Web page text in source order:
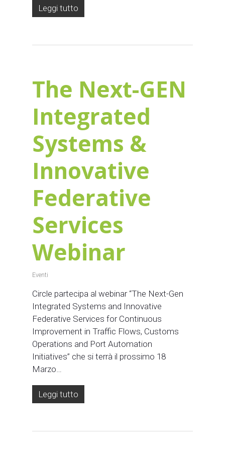
Leggi tutto
The Next-GEN
Integrated
Systems &
Innovative
Federative
Services
Webinar
Eventi
Circle partecipa al webinar “The Next-Gen
Integrated Systems and Innovative
Federative Services for Continuous
Improvement in Traffic Flows, Customs
Operations and Port Automation
Initiatives” che si terrà il prossimo 18
Marzo…
Leggi tutto